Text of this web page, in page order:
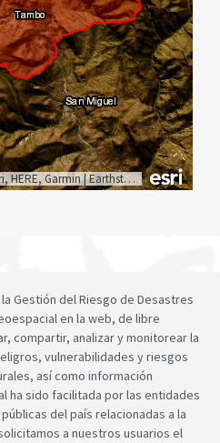
HERE, Garmin|Earthstar Geographics
Gestión del Riesgo de Desastres
en la web, de libre
compartir, analizar y monitorear la
vulnerabilidades y riesgos
así como información
ha sido facilitada por las entidades
del país relacionadas a la
a nuestros usuarios el